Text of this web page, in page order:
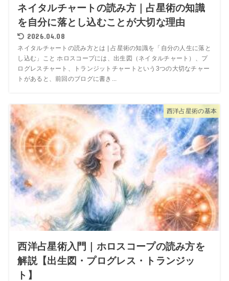
ネイタルチャートの読み方｜占星術の知識
を自分に落とし込むことが大切な理由
2026.04.08
ネイタルチャートの読み方とは | 占星術の知識を「自分の人生に落と
し込む」こと ホロスコープには、出生図（ネイタルチャート）、プ
ログレスチャート、トランジットチャートという3つの大切なチャー
トがあると、前回のブログに書き...
西洋占星術の基本
西洋占星術入門｜ホロスコープの読み方を
解説【出生図・プログレス・トランジッ
ト】